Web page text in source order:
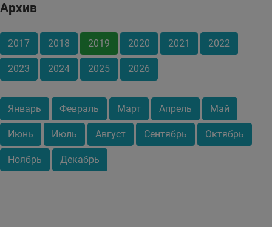
Архив
2017 2018 2019 2020 2021 2022
2023 2024 2025 2026
Январь Февраль Март Апрель Май
Июнь Июль Август Сентябрь Октябрь
Ноябрь Декабрь